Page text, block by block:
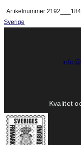
:Artikelnummer
Sverige
Kvalitet